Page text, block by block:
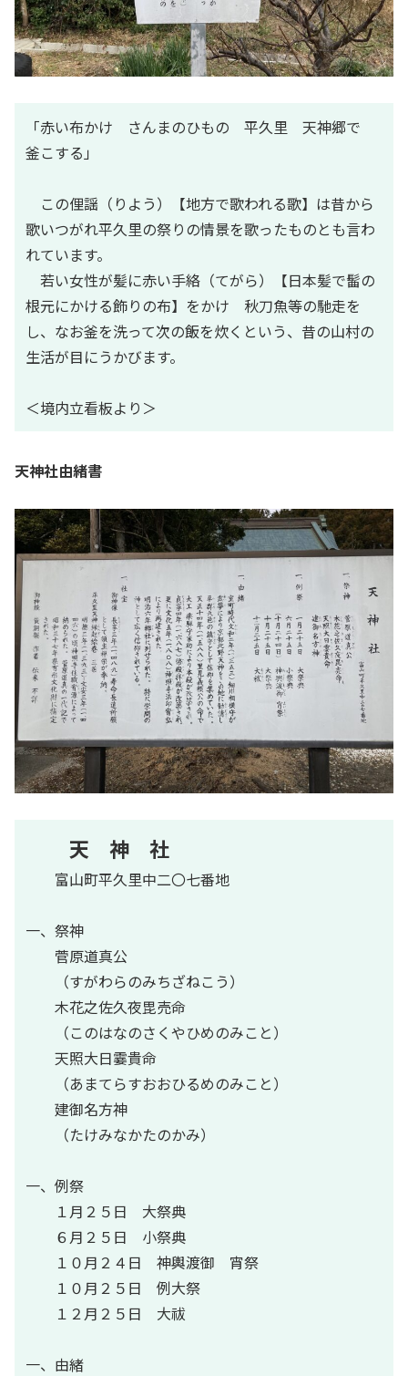
「赤い布かけ さんまのひもの 平久里 天神郷で
釜こする」
この俚謡（りよう）【地方で歌われる歌】は昔から
歌いつがれ平久里の祭りの情景を歌ったものとも言わ
れています。
若い女性が髪に赤い手絡（てがら）【日本髪で髷の
根元にかける飾りの布】をかけ 秋刀魚等の馳走を
し、なお釜を洗って次の飯を炊くという、昔の山村の
生活が目にうかびます。
＜境内立看板より＞
天神社由緒書
天 神 社
富山町平久里中二〇七番地
一、祭神
菅原道真公
（すがわらのみちざねこう）
木花之佐久夜毘売命
（このはなのさくやひめのみこと）
天照大日霎貴命
（あまてらすおおひるめのみこと）
建御名方神
（たけみなかたのかみ）
一、例祭
１月２５日 大祭典
６月２５日 小祭典
１０月２４日 神輿渡御 宵祭
１０月２５日 例大祭
１２月２５日 大祓
一、由緒